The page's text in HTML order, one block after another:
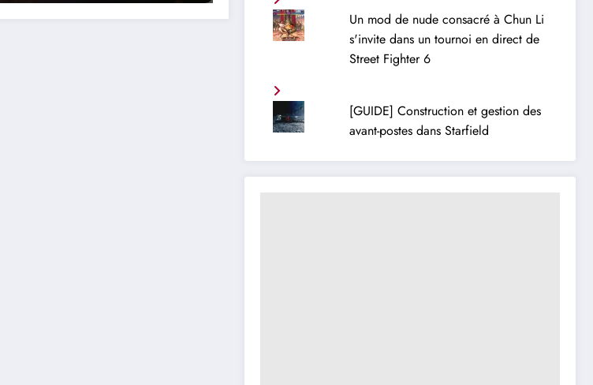
Un mod de nude consacré à Chun Li
s'invite dans un tournoi en direct de
Street Fighter 6
[GUIDE] Construction et gestion des
avant-postes dans Starfield